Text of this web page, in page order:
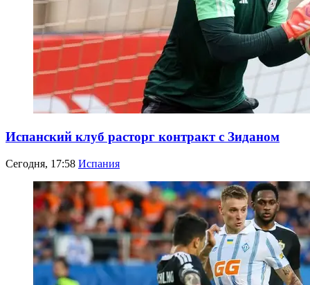
Испанский клуб расторг контракт с Зиданом
Сегодня, 17:58 Испания